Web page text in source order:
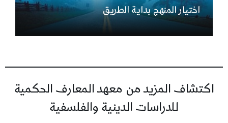
اختيار المنهج بداية الطريق
اكتشاف المزيد من معهد المعارف الحكمية
للدراسات الدينية والفلسفية